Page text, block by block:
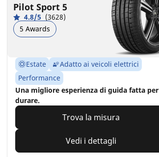
Pilot Sport 5
4.8/5 (3628)
5 Awards
Estate
Adatto ai veicoli elettrici
Performance
Una migliore esperienza di guida fatta per
durare.
Trova la misura
Vedi i dettagli